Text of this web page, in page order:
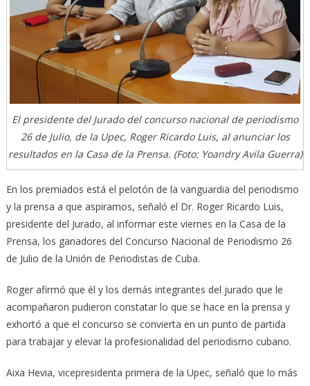
El presidente del Jurado del concurso nacional de periodismo
26 de Julio, de la Upec, Roger Ricardo Luis, al anunciar los
resultados en la Casa de la Prensa. (Foto: Yoandry Avila Guerra)
En los premiados está el pelotón de la vanguardia del periodismo
y la prensa a que aspiramos, señaló el Dr. Roger Ricardo Luis,
presidente del Jurado, al informar este viernes en la Casa de la
Prensa, los ganadores del Concurso Nacional de Periodismo 26
de Julio de la Unión de Periodistas de Cuba.
Roger afirmó que él y los demás integrantes del jurado que le
acompañaron pudieron constatar lo que se hace en la prensa y
exhortó a que el concurso se convierta en un punto de partida
para trabajar y elevar la profesionalidad del periodismo cubano.
Aixa Hevia, vicepresidenta primera de la Upec, señaló que lo más